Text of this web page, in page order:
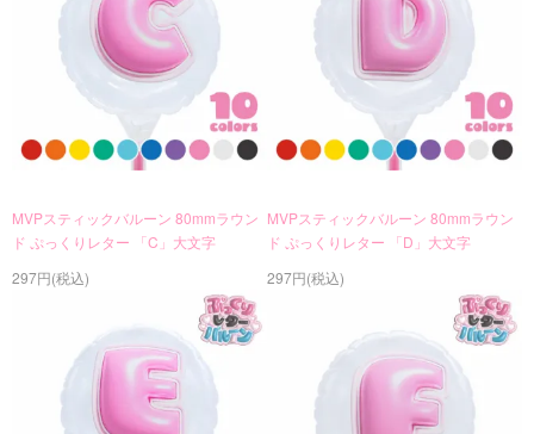
MVPスティックバルーン 80mmラウン
ド ぷっくりレター 「C」大文字
297円(税込)
MVPスティックバルーン 80mmラウン
ド ぷっくりレター 「D」大文字
297円(税込)